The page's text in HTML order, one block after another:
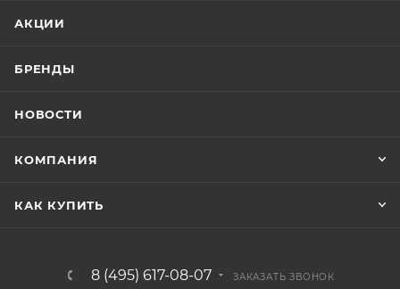
АКЦИИ
БРЕНДЫ
НОВОСТИ
КОМПАНИЯ
КАК КУПИТЬ
8 (495) 617-08-07 ЗАКАЗАТЬ ЗВОНОК